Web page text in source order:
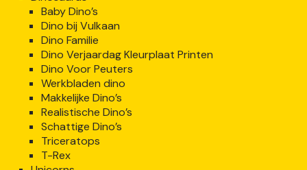
Baby Dino’s
Dino bij Vulkaan
Dino Familie
Dino Verjaardag Kleurplaat Printen
Dino Voor Peuters
Werkbladen dino
Makkelijke Dino’s
Realistische Dino’s
Schattige Dino’s
Triceratops
T-Rex